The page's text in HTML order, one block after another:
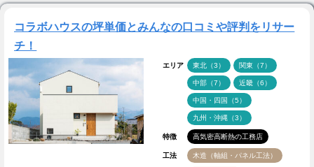
コラボハウスの坪単価とみんなの口コミや評判をリサー
チ！
エリア 東北（3） 関東（7）
中部（7） 近畿（6）
中国・四国（5）
九州・沖縄（3）
特徴 高気密高断熱の工務店
工法 木造（軸組・パネル工法）